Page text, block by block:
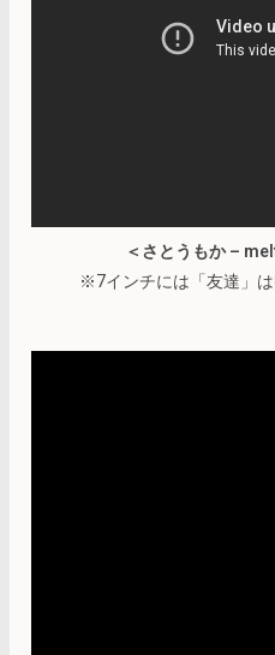
＜さとうもか –
※7インチには「友達」は